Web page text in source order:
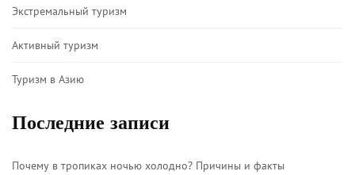
Экстремальный туризм
Активный туризм
Туризм в Азию
Последние записи
Почему в тропиках ночью холодно? Причины и факты